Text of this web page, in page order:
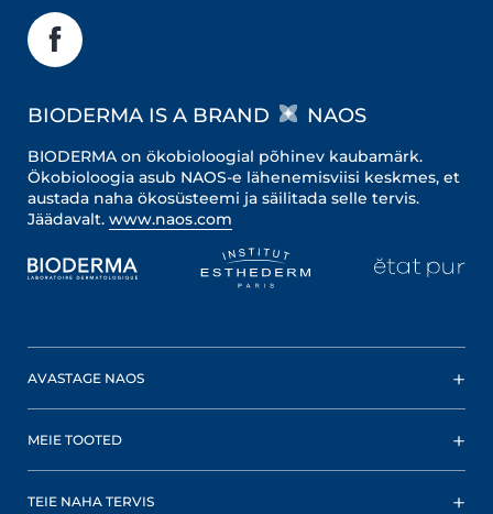
BIODERMA IS A BRAND NAOS
BIODERMA on ökobioloogial põhinev kaubamärk.
Ökobioloogia asub NAOS-e lähenemisviisi keskmes, et
austada naha ökosüsteemi ja säilitada selle tervis.
Jäädavalt. www.naos.com
AVASTAGE NAOS
MEIE TOOTED
TEIE NAHA TERVIS